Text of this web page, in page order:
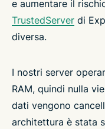
e aumentare il
TrustedServer di
diversa.
I nostri server
RAM, quindi nulla
dati vengono
architettura è stata